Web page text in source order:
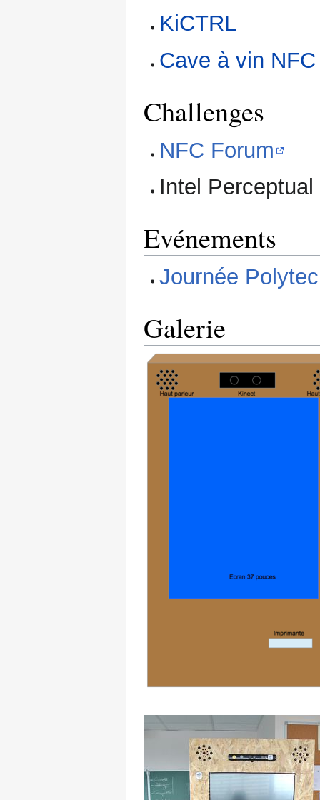
KiCTRL
Cave à vin NFC
Challenges
NFC Forum
Intel Perceptual
Evénements
Journée
Galerie